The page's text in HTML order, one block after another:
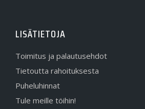
LISÄTIETOJA
Toimitus ja palautusehdot
Tietoutta rahoituksesta
Puheluhinnat
Tule meille töihin!